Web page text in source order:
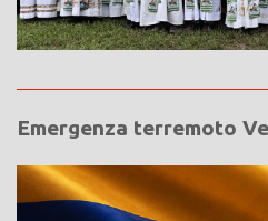
Emergenza terremoto